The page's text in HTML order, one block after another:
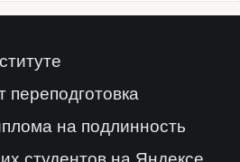
переподготовка
на подлинность